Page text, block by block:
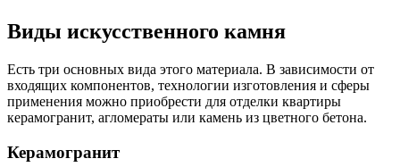
Виды искусственного камня
Есть три основных вида этого материала. В зависимости от
входящих компонентов, технологии изготовления и сферы
применения можно приобрести для отделки квартиры
керамогранит, агломераты или камень из цветного бетона.
Керамогранит